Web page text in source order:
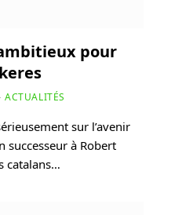
pour
ACTUALITÉS
sur l’avenir
successeur à Robert
catalans…